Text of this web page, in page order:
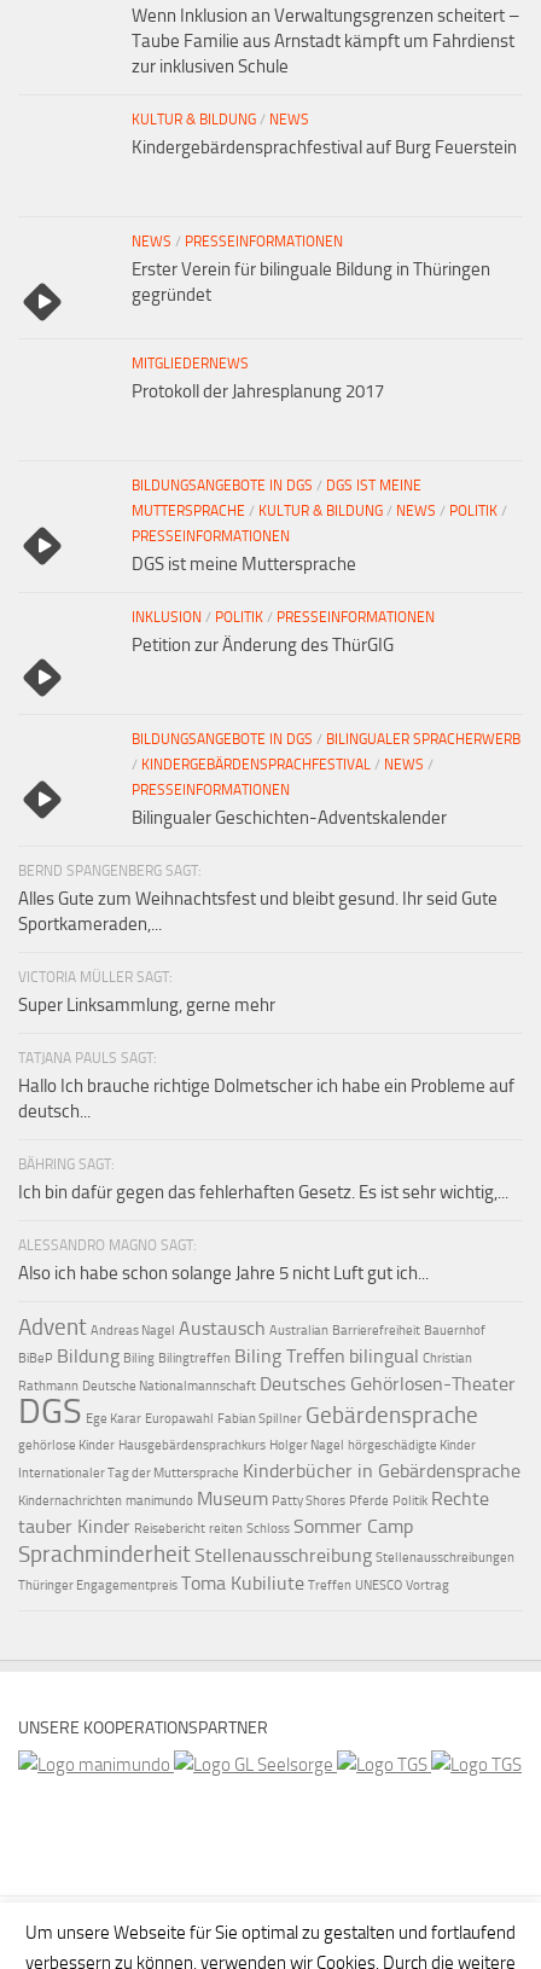
Wenn Inklusion an Verwaltungsgrenzen scheitert –
Taube Familie aus Arnstadt kämpft um Fahrdienst
zur inklusiven Schule
KULTUR & BILDUNG / NEWS
Kindergebärdensprachfestival auf Burg Feuerstein
NEWS / PRESSEINFORMATIONEN
Erster Verein für bilinguale Bildung in Thüringen
gegründet
MITGLIEDERNEWS
Protokoll der Jahresplanung 2017
BILDUNGSANGEBOTE IN DGS / DGS IST MEINE
MUTTERSPRACHE / KULTUR & BILDUNG / NEWS / POLITIK /
PRESSEINFORMATIONEN
DGS ist meine Muttersprache
INKLUSION / POLITIK / PRESSEINFORMATIONEN
Petition zur Änderung des ThürGIG
BILDUNGSANGEBOTE IN DGS / BILINGUALER SPRACHERWERB
/ KINDERGEBÄRDENSPRACHFESTIVAL / NEWS /
PRESSEINFORMATIONEN
Bilingualer Geschichten-Adventskalender
BERND SPANGENBERG SAGT:
Alles Gute zum Weihnachtsfest und bleibt gesund. Ihr seid Gute
Sportkameraden,...
VICTORIA MÜLLER SAGT:
Super Linksammlung, gerne mehr
TATJANA PAULS SAGT:
Hallo Ich brauche richtige Dolmetscher ich habe ein Probleme auf
deutsch...
BÄHRING SAGT:
Ich bin dafür gegen das fehlerhaften Gesetz. Es ist sehr wichtig,...
ALESSANDRO MAGNO SAGT:
Also ich habe schon solange Jahre 5 nicht Luft gut ich...
Advent Andreas Nagel Austausch Australian Barrierefreiheit Bauernhof
BiBeP Bildung Biling Bilingtreffen Biling Treffen bilingual Christian
Rathmann Deutsche Nationalmannschaft Deutsches Gehörlosen-Theater
DGS Ege Karar Europawahl Fabian Spillner Gebärdensprache
gehörlose Kinder Hausgebärdensprachkurs Holger Nagel hörgeschädigte Kinder
Internationaler Tag der Muttersprache Kinderbücher in Gebärdensprache
Kindernachrichten manimundo Museum Patty Shores Pferde Politik Rechte
tauber Kinder Reisebericht reiten Schloss Sommer Camp
Sprachminderheit Stellenausschreibung Stellenausschreibungen
Thüringer Engagementpreis Toma Kubiliute Treffen UNESCO Vortrag
UNSERE KOOPERATIONSPARTNER
Um unsere Webseite für Sie optimal zu gestalten und fortlaufend
verbessern zu können, verwenden wir Cookies. Durch die weitere